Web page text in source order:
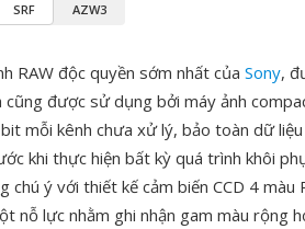
SRF AZW3
RAW độc quyền sớm nhất của Sony,
được sử dụng bởi máy ảnh
mỗi kênh chưa xử lý, bảo toàn dữ
khi thực hiện bất kỳ quá trình khôi
chú ý với thiết kế cảm biến CCD 4 màu
nỗ lực nhằm ghi nhận gam màu rộng